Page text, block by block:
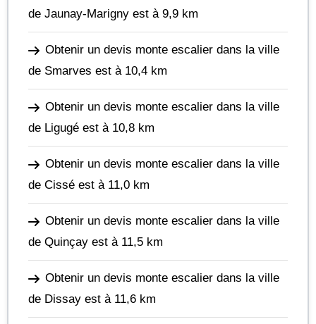
de Jaunay-Marigny est à 9,9 km
Obtenir un devis monte escalier dans la ville
de Smarves est à 10,4 km
Obtenir un devis monte escalier dans la ville
de Ligugé est à 10,8 km
Obtenir un devis monte escalier dans la ville
de Cissé est à 11,0 km
Obtenir un devis monte escalier dans la ville
de Quinçay est à 11,5 km
Obtenir un devis monte escalier dans la ville
de Dissay est à 11,6 km